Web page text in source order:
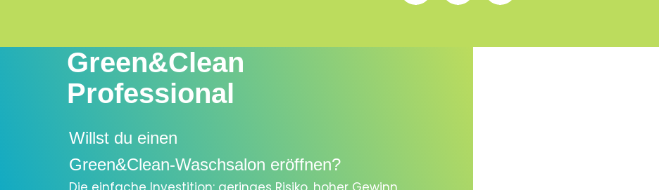
Green&Clean
Professional
Willst du einen
Green&Clean-Waschsalon eröffnen?